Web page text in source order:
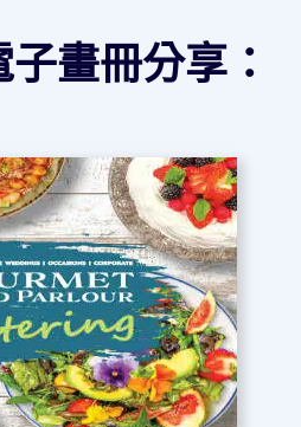
畫冊分享：